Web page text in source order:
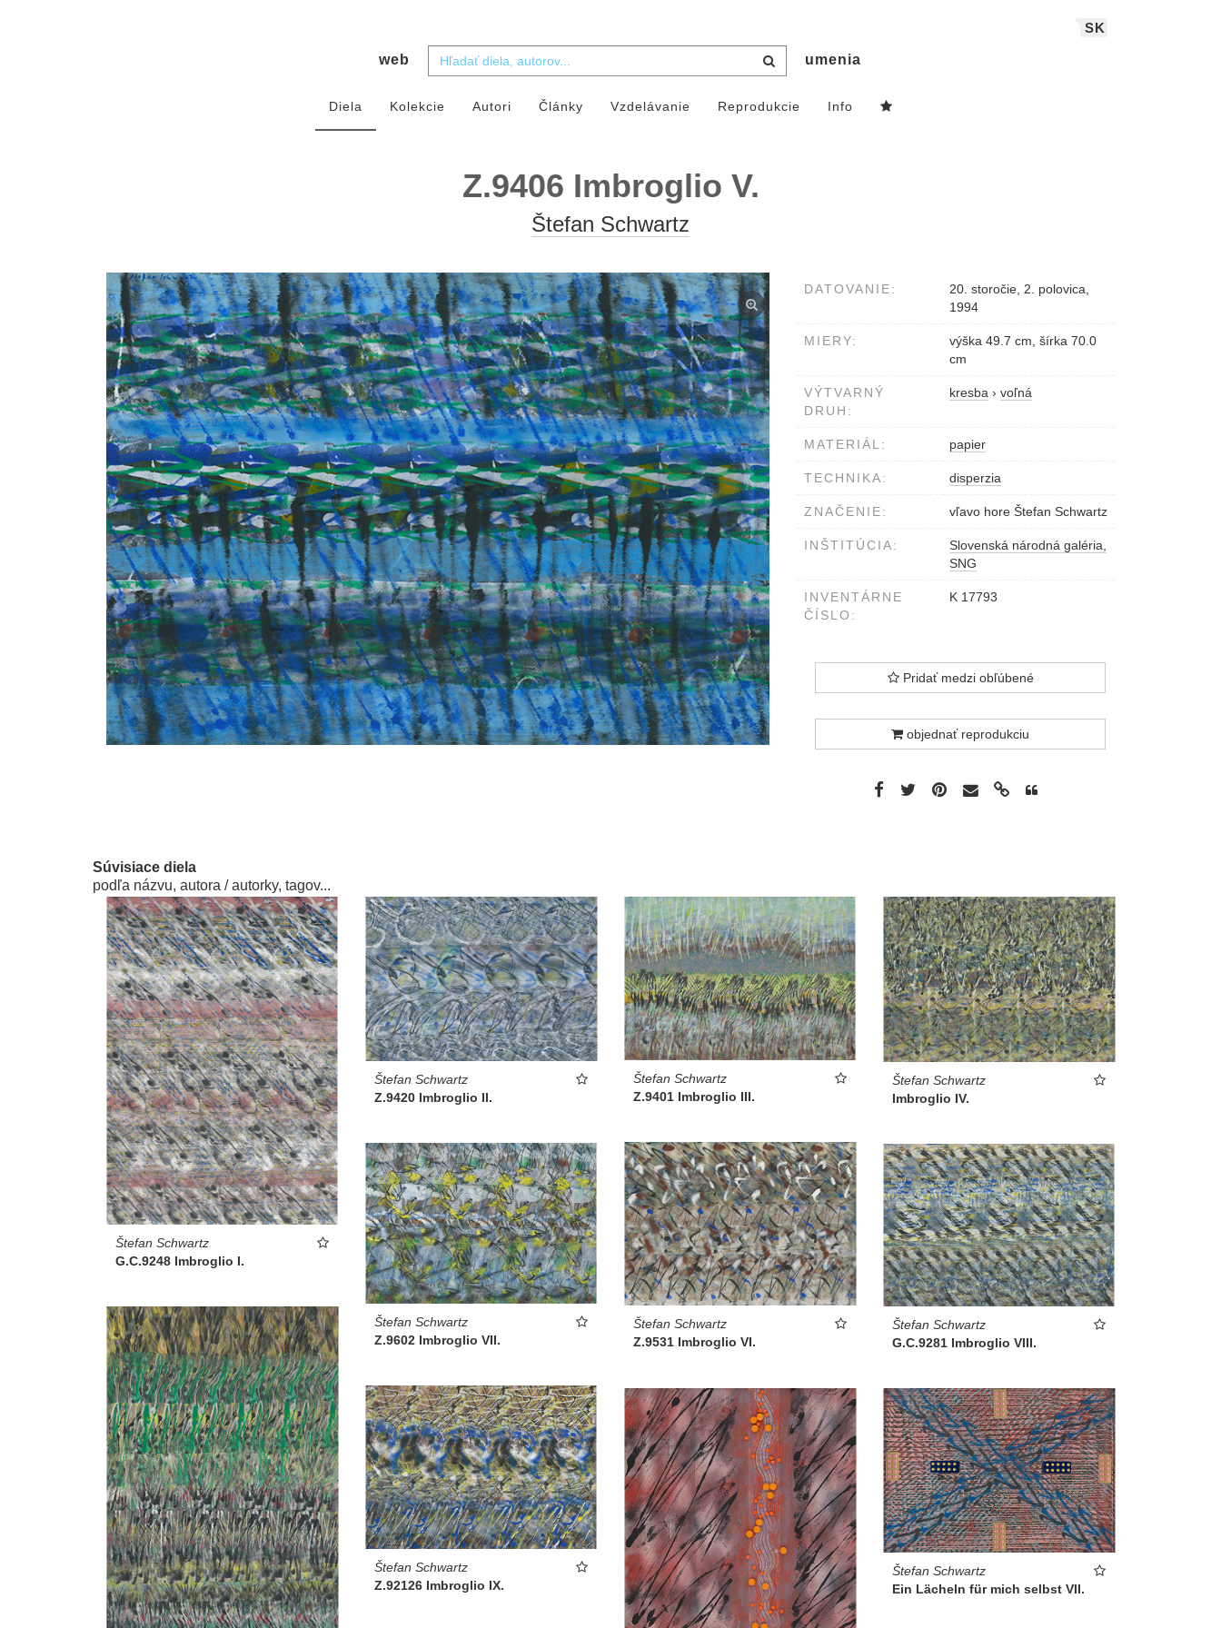
SK
web umenia
Diela Kolekcie Autori Články Vzdelávanie Reprodukcie Info
Z.9406 Imbroglio V.
Štefan Schwartz
DATOVANIE:
20. storočie, 2. polovica,
1994
MIERY:
výška 49.7 cm, šírka 70.0
cm
VÝTVARNÝ
DRUH:
kresba › voľná
MATERIÁL: papier
TECHNIKA: disperzia
ZNAČENIE: vľavo hore Štefan Schwartz
INŠTITÚCIA:
Slovenská národná galéria,
SNG
INVENTÁRNE
ČÍSLO:
K 17793
Pridať medzi obľúbené
objednať reprodukciu
Súvisiace diela
podľa názvu, autora / autorky, tagov...
Štefan Schwartz
G.C.9248 Imbroglio I.
Štefan Schwartz
Z.9420 Imbroglio II.
Štefan Schwartz
Z.9401 Imbroglio III.
Štefan Schwartz
Imbroglio IV.
Štefan Schwartz
Z.9531 Imbroglio VI.
Štefan Schwartz
Z.9602 Imbroglio VII.
Štefan Schwartz
G.C.9281 Imbroglio VIII.
Štefan Schwartz
Z.92126 Imbroglio IX.
Štefan Schwartz
Ein Lächeln für mich selbst VII.